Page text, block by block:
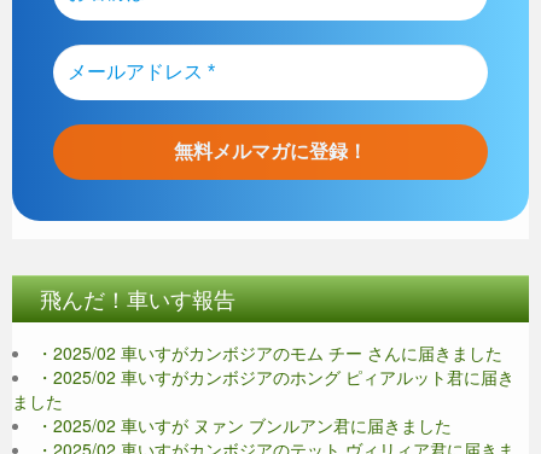
飛んだ！車いす報告
・2025/02 車いすがカンボジアのモム チー さんに届きました
・2025/02 車いすがカンボジアのホング ピィアルット君に届き
ました
・2025/02 車いすが ヌァン ブンルアン君に届きました